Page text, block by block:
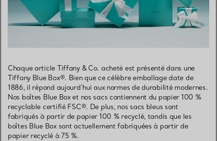
Chaque article Tiffany & Co. acheté est présenté dans une
Tiffany Blue Box®. Bien que ce célèbre emballage date de
1886, il répond aujourd’hui aux normes de durabilité modernes.
Nos boîtes Blue Box et nos sacs contiennent du papier 100 %
recyclable certifié FSC®. De plus, nos sacs bleus sont
fabriqués à partir de papier 100 % recyclé, tandis que les
boîtes Blue Box sont actuellement fabriquées à partir de
papier recyclé à 75 %.